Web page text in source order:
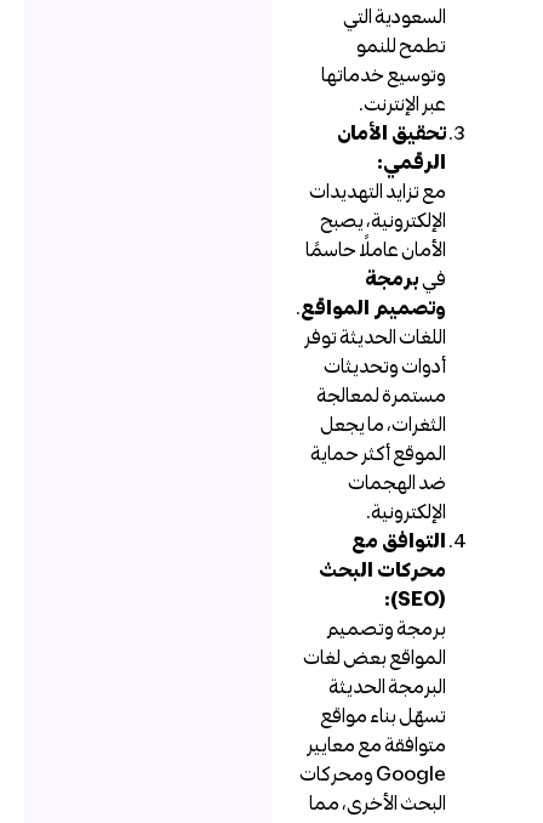
السعودية التي
تطمح للنمو
وتوسيع خدماتها
عبر الإنترنت.
تحقيق الأمان
الرقمي:
مع تزايد التهديدات
الإلكترونية، يصبح
الأمان عاملًا حاسمًا
برمجة
وتصميم المواقع.
اللغات الحديثة توفر
أدوات وتحديثات
مستمرة لمعالجة
الثغرات، ما يجعل
الموقع أكثر حماية
ضد الهجمات
الإلكترونية.
التوافق مع
محركات البحث
برمجة وتصميم
المواقع بعض لغات
البرمجة الحديثة
تسهّل بناء مواقع
متوافقة مع معايير
Google ومحركات
البحث الأخرى، مما